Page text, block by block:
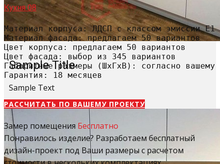
Sample Title
Sample Text
Кухня 08
Материал корпуса: ЛДСП с классом эмиссии Е1
Материал фасада: предлагаем 50 вариантов
Цвет корпуса: предлагаем 50 вариантов
Цвет фасада: выбор из 345 вариантов
Габаритные размеры (ШхГхВ): согласно вашему
Гарантия: 18 месяцев
РАССЧИТАТЬ​ ПО ВАШЕМУ ПРОЕКТУ
Замер помещения Бесплатно
Понравилось изделие? Разработаем бесплатный
дизайн-проект под Ваши размеры с расчетом